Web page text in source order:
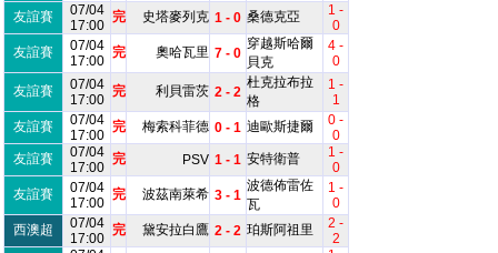
友誼賽
07/04
17:00
完 史塔麥列克 1 - 0 桑德克亞
1 -
0
友誼賽
07/04
17:00
完 奧哈瓦里 7 - 0
穿越斯哈爾
貝克
4 -
0
友誼賽
07/04
17:00
完 利貝雷茨 2 - 2
杜克拉布拉
格
1 -
1
友誼賽
07/04
17:00
完 梅索科菲德 0 - 1 迪歐斯捷爾
0 -
0
友誼賽
07/04
17:00
完 PSV 1 - 1 安特衛普
1 -
0
友誼賽
07/04
17:00
完 波茲南萊希 3 - 1
波德佈雷佐
瓦
1 -
0
西澳超
07/04
17:00
完 黛安拉白鷹 2 - 2 珀斯阿祖里
2 -
2